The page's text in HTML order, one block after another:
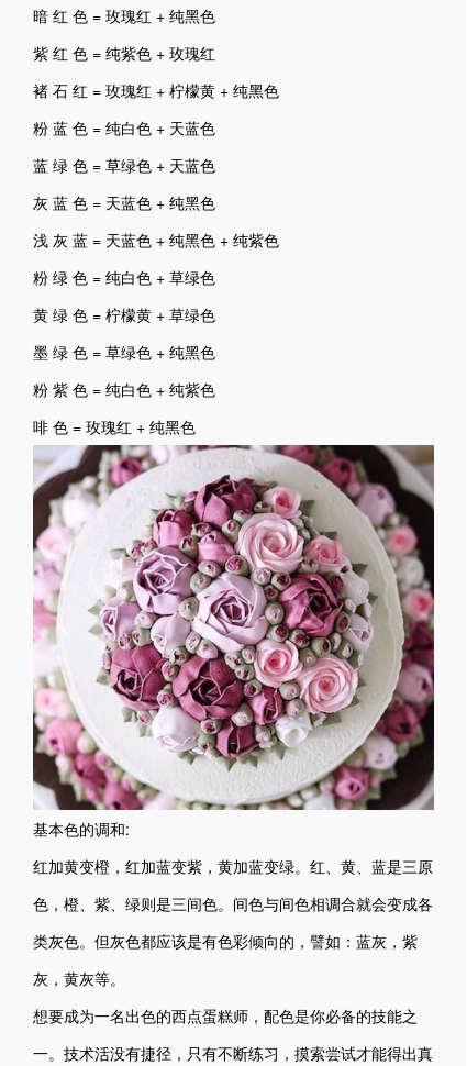
暗 红 色 = 玫瑰红 + 纯黑色
紫 红 色 = 纯紫色 + 玫瑰红
褚 石 红 = 玫瑰红 + 柠檬黄 + 纯黑色
粉 蓝 色 = 纯白色 + 天蓝色
蓝 绿 色 = 草绿色 + 天蓝色
灰 蓝 色 = 天蓝色 + 纯黑色
浅 灰 蓝 = 天蓝色 + 纯黑色 + 纯紫色
粉 绿 色 = 纯白色 + 草绿色
黄 绿 色 = 柠檬黄 + 草绿色
墨 绿 色 = 草绿色 + 纯黑色
粉 紫 色 = 纯白色 + 纯紫色
啡 色 = 玫瑰红 + 纯黑色
基本色的调和:
红加黄变橙，红加蓝变紫，黄加蓝变绿。红、黄、蓝是三原
色，橙、紫、绿则是三间色。间色与间色相调合就会变成各
类灰色。但灰色都应该是有色彩倾向的，譬如：蓝灰，紫
灰，黄灰等。
想要成为一名出色的西点蛋糕师，配色是你必备的技能之
一。技术活没有捷径，只有不断练习，摸索尝试才能得出真